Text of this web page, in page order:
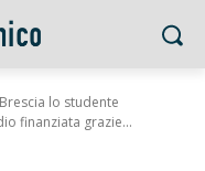
lo studente
finanziata grazie...